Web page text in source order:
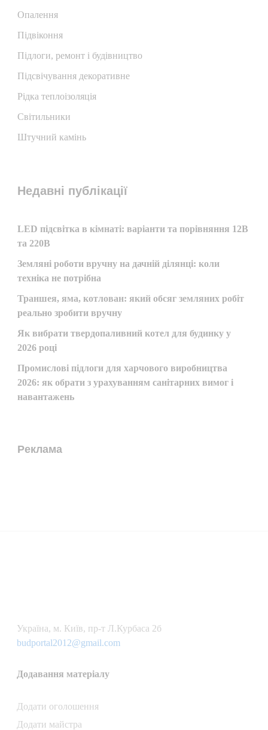
Опалення
Підвіконня
Підлоги, ремонт і будівництво
Підсвічування декоративне
Рідка теплоізоляція
Світильники
Штучний камінь
Недавні публікації
LED підсвітка в кімнаті: варіанти та порівняння 12В
та 220В
Земляні роботи вручну на дачній ділянці: коли
техніка не потрібна
Траншея, яма, котлован: який обсяг земляних робіт
реально зробити вручну
Як вибрати твердопаливний котел для будинку у
2026 році
Промислові підлоги для харчового виробництва
2026: як обрати з урахуванням санітарних вимог і
навантажень
Реклама
Українa, м. Київ, пр-т Л.Курбаса 2б
budportal2012@gmail.com
Додавання матеріалу
Додати oголошення
Додати майстра